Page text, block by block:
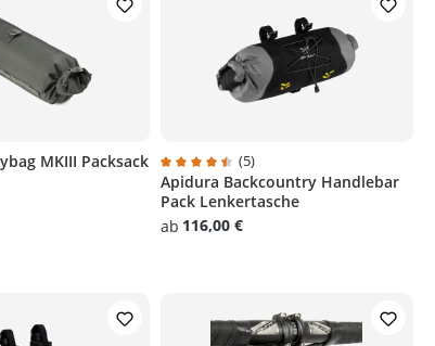
MKIII Packsack
Durchschnittliche Bewertung von 4.6
(5)
Apidura Backcountry Handlebar
Pack Lenkertasche
ab 116,00 €